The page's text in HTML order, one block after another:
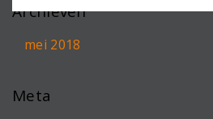
Archieven
mei 2018
Meta